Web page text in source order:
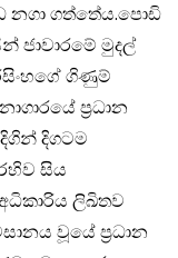
නගා ගත්තේය.පොඩි
ජාවාරමේ මුදල්
ගිණුම්
ප්‍රධාන
දිගටම
සිය
ලිඛිතව
වූයේ ප්‍රධාන